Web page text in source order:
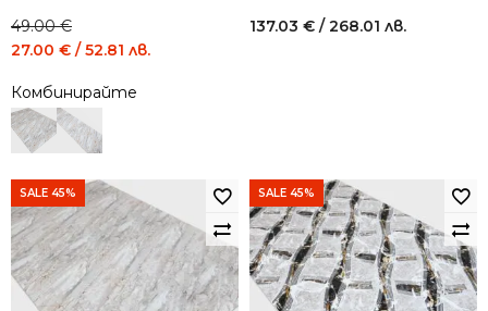
49.00€
Original
was:
49.00 €
/
лв..
27.00 € / 52.81 лв.
Комбинирайте
137.03 € / 268.01 лв.
SALE 45% SALE 45%